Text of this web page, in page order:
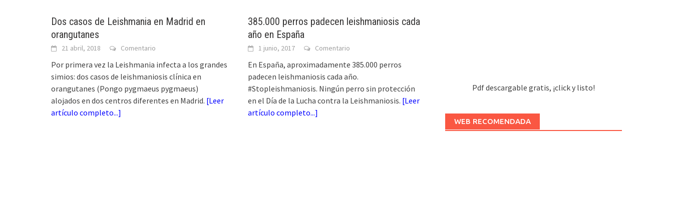
Dos casos de Leishmania en Madrid en
orangutanes
21 abril, 2018 Comentario
Por primera vez la Leishmania infecta a los grandes
simios: dos casos de leishmaniosis clínica en
orangutanes (Pongo pygmaeus pygmaeus)
alojados en dos centros diferentes en Madrid. [Leer
artículo completo...]
385.000 perros padecen leishmaniosis cada
año en España
1 junio, 2017 Comentario
En España, aproximadamente 385.000 perros
padecen leishmaniosis cada año.
#Stopleishmaniosis. Ningún perro sin protección
en el Día de la Lucha contra la Leishmaniosis. [Leer
artículo completo...]
Pdf descargable gratis, ¡click y listo!
WEB RECOMENDADA